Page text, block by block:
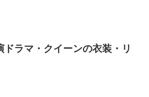
ドラマ・クイーンの衣装・リ